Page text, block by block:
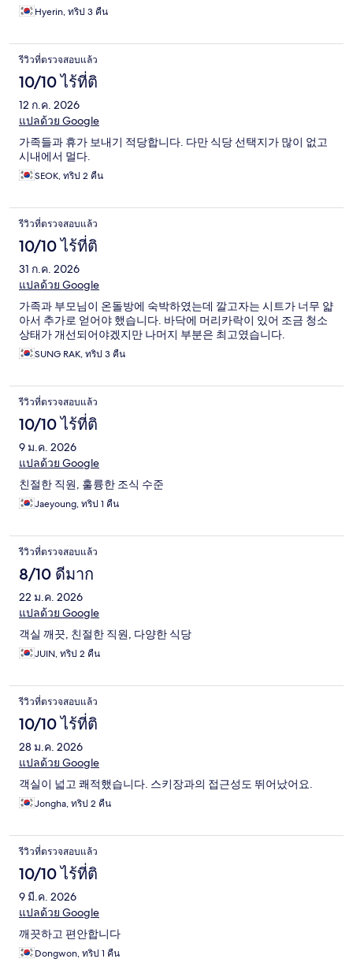
Hyerin, ทริป 3 คืน
รีวิวที่ตรวจสอบแล้ว
10/10 ไร้ที่ติ
12 ก.ค. 2026
แปลด้วย Google
가족들과 휴가 보내기 적당합니다. 다만 식당 선택지가 많이 없고
시내에서 멀다.
SEOK, ทริป 2 คืน
รีวิวที่ตรวจสอบแล้ว
10/10 ไร้ที่ติ
31 ก.ค. 2026
แปลด้วย Google
가족과 부모님이 온돌방에 숙박하였는데 깔고자는 시트가 너무 얇
아서 추가로 얻어야 했습니다. 바닥에 머리카락이 있어 조금 청소
상태가 개선되어야겠지만 나머지 부분은 최고였습니다.
SUNG RAK, ทริป 3 คืน
รีวิวที่ตรวจสอบแล้ว
10/10 ไร้ที่ติ
9 ม.ค. 2026
แปลด้วย Google
친절한 직원, 훌륭한 조식 수준
Jaeyoung, ทริป 1 คืน
รีวิวที่ตรวจสอบแล้ว
8/10 ดีมาก
22 ม.ค. 2026
แปลด้วย Google
객실 깨끗, 친절한 직원, 다양한 식당
JUIN, ทริป 2 คืน
รีวิวที่ตรวจสอบแล้ว
10/10 ไร้ที่ติ
28 ม.ค. 2026
แปลด้วย Google
객실이 넓고 쾌적했습니다. 스키장과의 접근성도 뛰어났어요.
Jongha, ทริป 2 คืน
รีวิวที่ตรวจสอบแล้ว
10/10 ไร้ที่ติ
9 มี.ค. 2026
แปลด้วย Google
깨끗하고 편안합니다
Dongwon, ทริป 1 คืน